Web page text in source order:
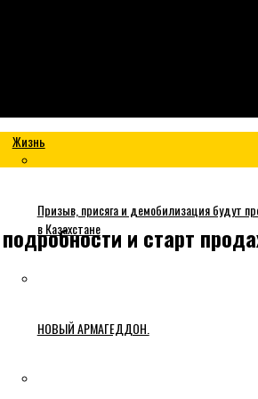
Жизнь
Призыв, присяга и демобилизация будут
в Казахстане
НОВЫЙ АРМАГЕДДОН.
и старт